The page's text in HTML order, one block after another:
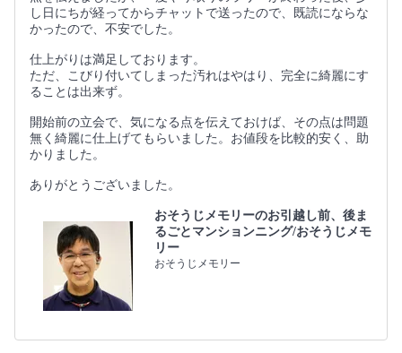
し日にちが経ってからチャットで送ったので、既読にならな
かったので、不安でした。
仕上がりは満足しております。
ただ、こびり付いてしまった汚れはやはり、完全に綺麗にす
ることは出来ず。
開始前の立会で、気になる点を伝えておけば、その点は問題
無く綺麗に仕上げてもらいました。お値段を比較的安く、助
かりました。
ありがとうございました。
おそうじメモリーのお引越し前、後ま
るごとマンションニング/おそうじメモ
リー
おそうじメモリー